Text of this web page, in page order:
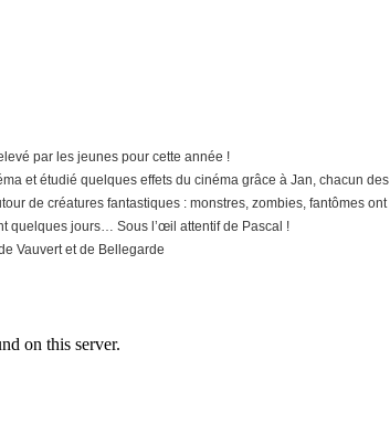
par les jeunes pour cette année !
et étudié quelques effets du cinéma grâce à Jan, chacun des
de créatures fantastiques : monstres, zombies, fantômes ont
quelques jours… Sous l’œil attentif de Pascal !
Vauvert et de Bellegarde